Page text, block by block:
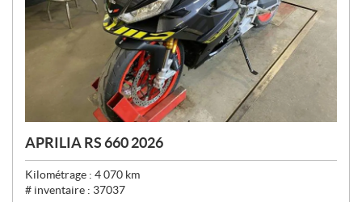
APRILIA RS 660 2026
Kilométrage : 4 070 km
# inventaire : 37037